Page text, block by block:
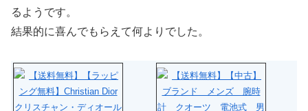
るようです。
結果的に喜んでもらえて何よりでした。